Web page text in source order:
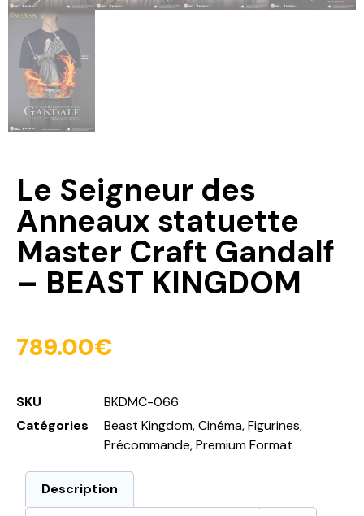
Le Seigneur des
Anneaux statuette
Master Craft Gandalf
– BEAST KINGDOM
789.00€
SKU
BKDMC-066
Catégories
Beast Kingdom,Cinéma,Figurines,
Précommande,Premium Format
Description